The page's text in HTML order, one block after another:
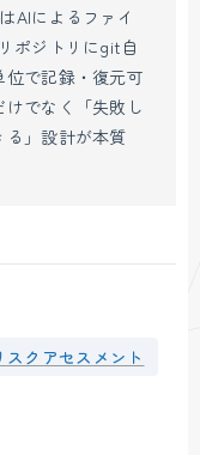
AIによるファイ
ポジトリにgit自
で記録・復元可
でなく「失敗し
る」設計が本質
スクアセスメント